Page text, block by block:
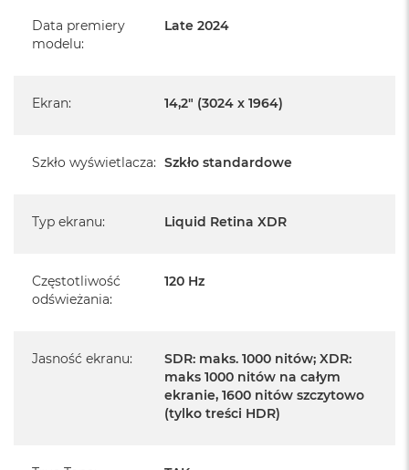
MacBook Pro jest nowy
Posiada pełną, 12 miesięczną gwarancję
producenta
serwisowym Apple na terenie całego świata.
Szczegółowe informacje na ten temat uzyskają Państwo
Posiada fabryczne opakowanie
Język polski wybieramy przy pierwszym uruchomieniu
Data premiery
modelu:
Late 2024
Ekran: 14,2" (3024 x 1964)
Szkło wyświetlacza: Szkło standardowe
Typ ekranu: Liquid Retina XDR
Częstotliwość
odświeżania:
120 Hz
Jasność ekranu:
SDR: maks. 1000 nitów; XDR:
maks 1000 nitów na całym
ekranie, 1600 nitów szczytowo
(tylko treści HDR)